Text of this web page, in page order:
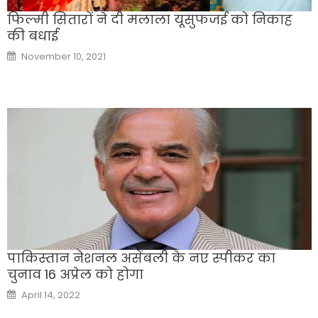
फिल्मी सितारों ने दी मलाला यूसुफजई को निकाह
की बधाई
Posted
on
November 10, 2021
पाकिस्‍तान नेशनल असेंबली के नए स्‍पीकर का
चुनाव 16 अप्रेल को होगा
Posted
on
April 14, 2022